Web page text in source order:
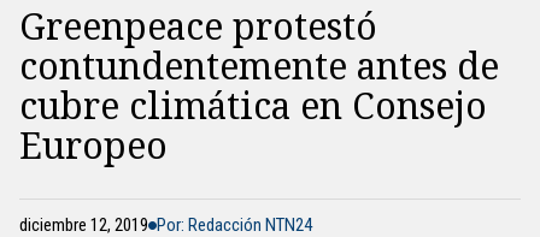
Greenpeace protestó
contundentemente antes de
cubre climática en Consejo
Europeo
diciembre 12, 2019 Por: Redacción NTN24